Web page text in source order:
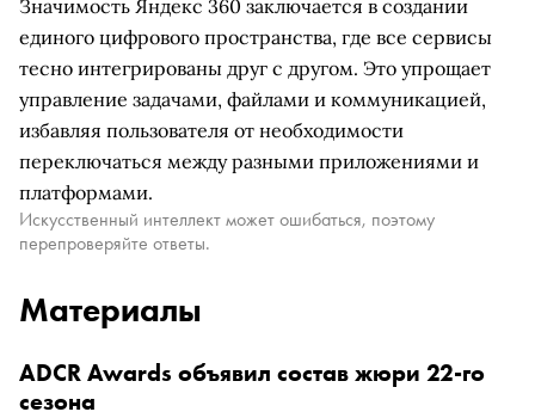
Значимость Яндекс 360 заключается в создании
единого цифрового пространства, где все сервисы
тесно интегрированы друг с другом. Это упрощает
управление задачами, файлами и коммуникацией,
избавляя пользователя от необходимости
переключаться между разными приложениями и
платформами.
Искусственный интеллект может ошибаться, поэтому
перепроверяйте ответы.
Материалы
ADCR Awards объявил состав жюри 22-го
сезона